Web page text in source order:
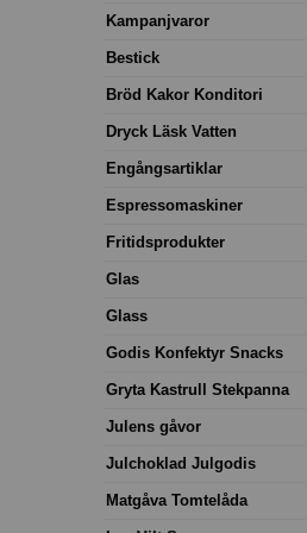
Kampanjvaror
Bestick
Bröd Kakor Konditori
Dryck Läsk Vatten
Engångsartiklar
Espressomaskiner
Fritidsprodukter
Glas
Glass
Godis Konfektyr Snacks
Gryta Kastrull Stekpanna
Julens gåvor
Julchoklad Julgodis
Matgåva Tomtelåda